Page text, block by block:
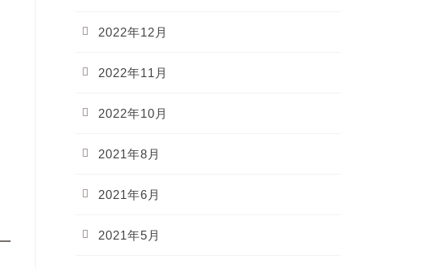
2022年12月
2022年11月
2022年10月
2021年8月
2021年6月
2021年5月